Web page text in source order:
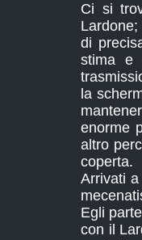
Ci si
di
stima e
la
enorme
altro
coperta.
Arrivati
Egli
con il